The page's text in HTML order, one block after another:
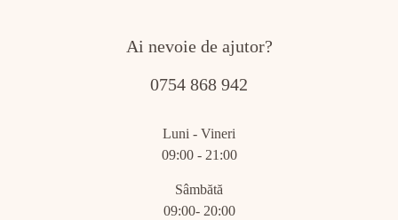
Ai nevoie de ajutor?
0754 868 942
Luni - Vineri
09:00 - 21:00
Sâmbătă
09:00- 20:00